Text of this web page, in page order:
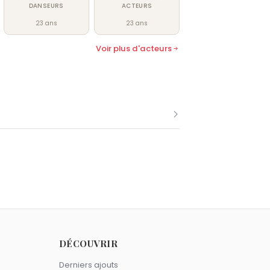
DANSEURS
23 ans
ACTEURS
23 ans
Voir plus d'acteurs
DÉCOUVRIR
Derniers ajouts